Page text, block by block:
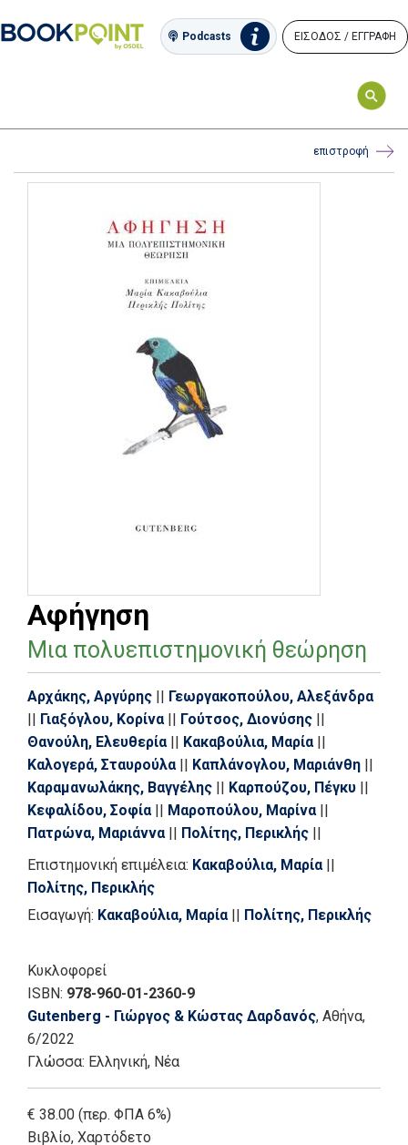
Podcasts ΕΙΣΟΔΟΣ / ΕΓΓΡΑΦΗ
επιστροφή
Αφήγηση
Μια πολυεπιστημονική θεώρηση
Αρχάκης, Αργύρης || Γεωργακοπούλου, Αλεξάνδρα
|| Γιαξόγλου, Κορίνα || Γούτσος, Διονύσης ||
Θανούλη, Ελευθερία || Κακαβούλια, Μαρία ||
Καλογερά, Σταυρούλα || Καπλάνογλου, Μαριάνθη ||
Καραμανωλάκης, Βαγγέλης || Καρπούζου, Πέγκυ ||
Κεφαλίδου, Σοφία || Μαροπούλου, Μαρίνα ||
Πατρώνα, Μαριάννα || Πολίτης, Περικλής ||
Σκοπετέας, Ιωάννης
Σταμούλη, Σπυριδούλα
Ταμπούκου, Μαρία
Τσάκωνα, Βίλλυ
Φαρίνου-
Μαλαματάρη, Γεωργία
Επιστημονική επιμέλεια: Κακαβούλια, Μαρία ||
Πολίτης, Περικλής
Εισαγωγή: Κακαβούλια, Μαρία || Πολίτης, Περικλής
Κυκλοφορεί
ISBN: 978-960-01-2360-9
Gutenberg - Γιώργος & Κώστας Δαρδανός, Αθήνα,
6/2022
Γλώσσα: Ελληνική, Νέα
€ 38.00 (περ. ΦΠΑ 6%)
Βιβλίο, Χαρτόδετο